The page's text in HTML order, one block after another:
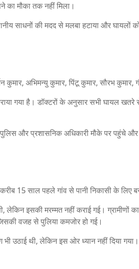
मौका तक नहीं मिला।
साधनों की मदद से मलबा हटाया और घायलों
कुमार, अभिमन्यु कुमार, पिंटू कुमार, सौरभ
गया है। डॉक्टरों के अनुसार सभी घायल
और प्रशासनिक अधिकारी मौके पर पहुंचे और
15 साल पहले गांव से पानी निकासी के लिए
इसकी मरम्मत नहीं कराई गई। ग्रामीणों का
वजह से पुलिया कमजोर हो गई।
भी उठाई थी, लेकिन इस ओर ध्यान नहीं दिया गया।